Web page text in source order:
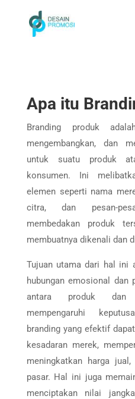
Apa itu
Branding produk
mengembangkan, dan
untuk suatu produk
konsumen. Ini
elemen seperti nama
citra, dan pesan-
membedakan produk
membuatnya dikenali dan
Tujuan utama dari hal ini
hubungan emosional
antara produk dan
mempengaruhi
branding yang efektif
kesadaran merek,
meningkatkan harga
pasar. Hal ini juga
menciptakan nilai